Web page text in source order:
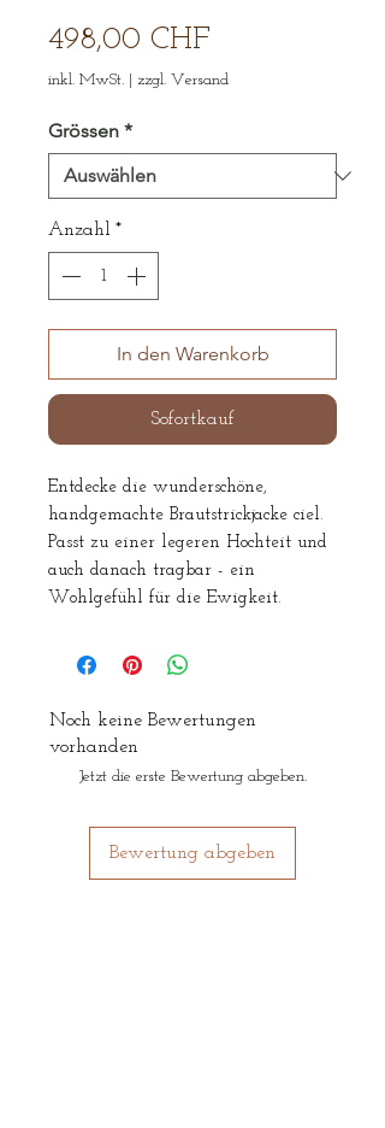
498,00 CHF
inkl. MwSt. | zzgl. Versand
Grössen *
Anzahl *
In den Warenkorb
Sofortkauf
Entdecke die wunderschöne,
handgemachte Brautstrickjacke ciel.
Passt zu einer legeren Hochteit und
auch danach tragbar - ein
Wohlgefühl für die Ewigkeit.
Noch keine Bewertungen
vorhanden
Jetzt die erste Bewertung abgeben.
Bewertung abgeben